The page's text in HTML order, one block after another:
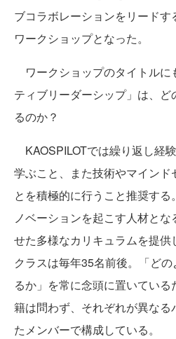
ブコラボレーションをリード
ワークショップとなった。
ワークショップのタイトルに
ティブリーダーシップ」は、ど
るのか？
KAOSPILOTでは繰り返し経
学ぶこと、また技術やマインド
とを積極的に行うこと推奨す
ノベーションを起こす人材と
せた多様なカリキュラムを提供
クラスは毎年35名前後。「ど
るか」を常に念頭に置いてい
籍は問わず、それぞれが異なる
たメンバーで構成している。